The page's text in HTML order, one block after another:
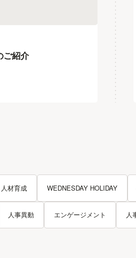
ご紹介
人材育成 WEDNESDAY HOLIDAY
人事異動 エンゲージメント 人